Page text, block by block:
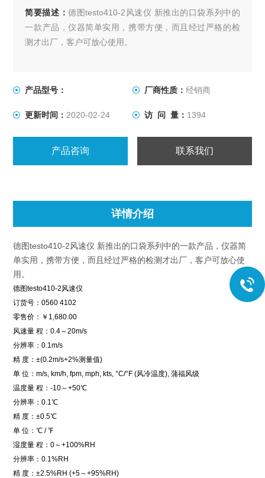
简要描述：德图testo410-2风速仪 新推出的口袋系列中的
一款产品，仪器简单实用，携带方便，而且经过严格的检
测才出厂，客户可放心使用。
产品型号： 厂商性质： 经销商
更新时间： 2020-02-24 访 问 量： 1394
产品咨询 联系我们
详情介绍
德图testo410-2风速仪 新推出的口袋系列中的一款产品，仪器简
单实用，携带方便，而且经过严格的检测才出厂，客户可放心使
用。
德图testo410-2风速仪
订货号：0560 4102
零售价：￥1,680.00
风速量 程：0.4～20m/s
分辨率：0.1m/s
精 度：±(0.2m/s+2%测量值)
单 位：m/s, km/h, fpm, mph, kts, °C/°F (风冷温度), 蒲福风级
温度量 程：-10～+50℃
分辨率：0.1℃
精 度：±0.5℃
单 位：℃ / ℉
湿度量 程：0～+100%RH
分辨率：0.1%RH
精 度：±2.5%RH (+5～+95%RH)